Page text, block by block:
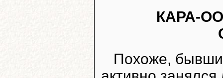
КАРА-
Похоже,